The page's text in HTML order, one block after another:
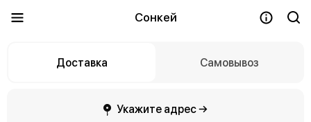
Сонкей
Доставка Самовывоз
Укажите адрес →